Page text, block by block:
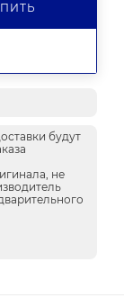
будут
не